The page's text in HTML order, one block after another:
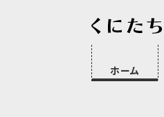
ホーム